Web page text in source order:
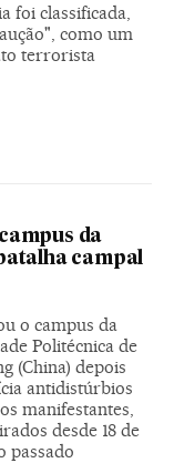
foi classificada,
como um
terrorista
da
campal
o campus da
Politécnica de
(China) depois
antidistúrbios
manifestantes,
desde 18 de
passado